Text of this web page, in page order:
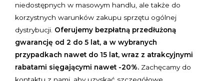
niedostępnych w masowym handlu, ale także do
korzystnych warunków zakupu sprzętu ogólnej
dystrybucji. Oferujemy bezpłatną przedłużoną
gwarancję od 2 do 5 lat, a w wybranych
przypadkach nawet do 15 lat, wraz z atrakcyjnymi
rabatami sięgającymi nawet -20%. Zachęcamy do
kontaktu z nami, aby uzyskać szczegółowe